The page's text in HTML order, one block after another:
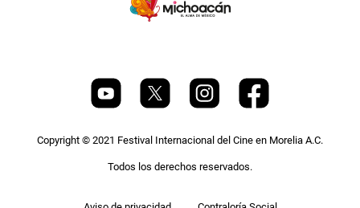
Copyright © 2021 Festival Internacional del Cine en Morelia A.C.
Todos los derechos reservados.